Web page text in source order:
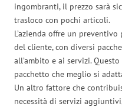
ingombranti, il prezzo sarà
trasloco con pochi articoli.
L’azienda offre un
del cliente, con diversi
all’ambito e ai servizi.
pacchetto che meglio si
Un altro fattore che
necessità di servizi